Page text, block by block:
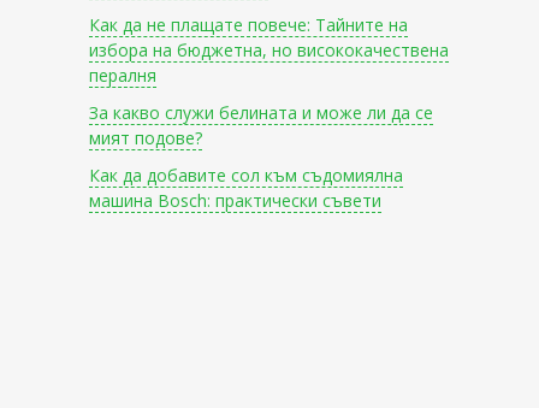
Как да не плащате повече: Тайните на
избора на бюджетна, но висококачествена
пералня
За какво служи белината и може ли да се
мият подове?
Как да добавите сол към съдомиялна
машина Bosch: практически съвети